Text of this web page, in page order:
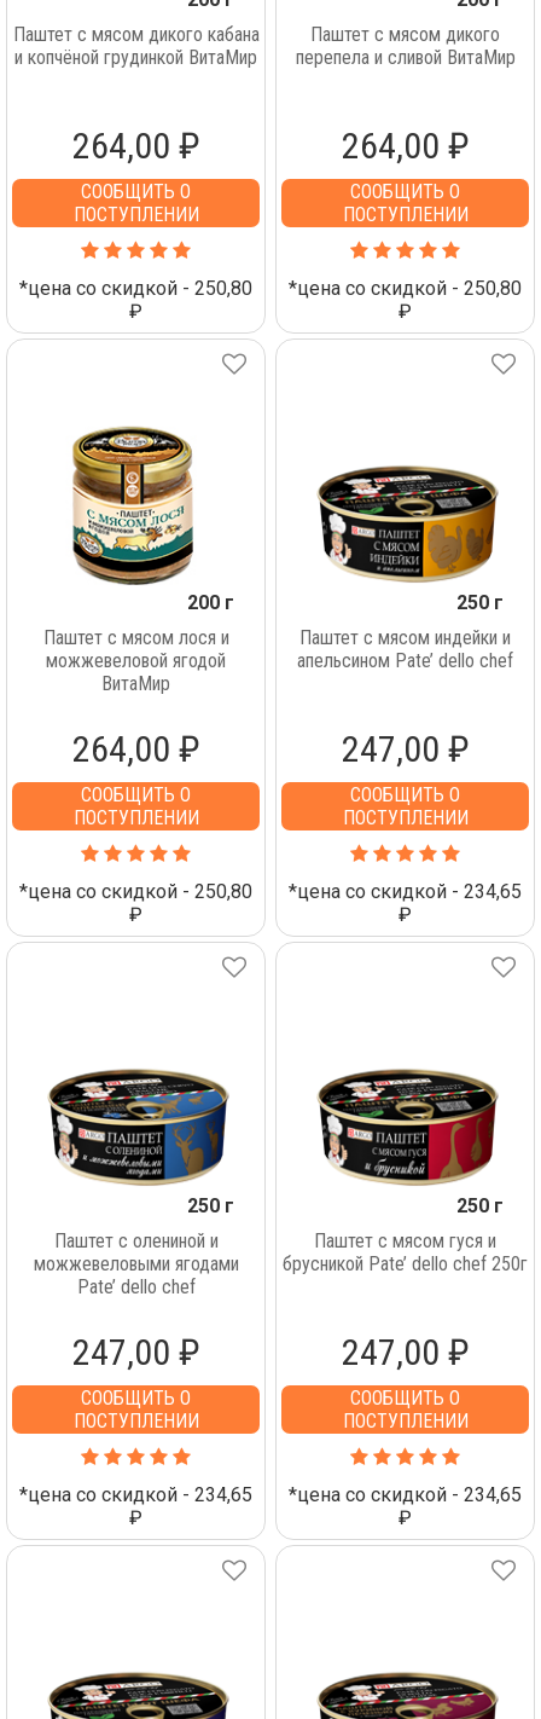
Паштет с мясом дикого кабана
и копчёной грудинкой ВитаМир
264,00 ₽
СООБЩИТЬ О
ПОСТУПЛЕНИИ
*цена со скидкой - 250,80
₽
Паштет с мясом дикого
перепела и сливой ВитаМир
264,00 ₽
СООБЩИТЬ О
ПОСТУПЛЕНИИ
*цена со скидкой - 250,80
₽
200 г
Паштет с мясом лося и
можжевеловой ягодой
ВитаМир
264,00 ₽
СООБЩИТЬ О
ПОСТУПЛЕНИИ
*цена со скидкой - 250,80
₽
250 г
Паштет с мясом индейки и
апельсином Pate’ dello chef
247,00 ₽
СООБЩИТЬ О
ПОСТУПЛЕНИИ
*цена со скидкой - 234,65
₽
250 г
Паштет с олениной и
можжевеловыми ягодами
Pate’ dello chef
247,00 ₽
СООБЩИТЬ О
ПОСТУПЛЕНИИ
*цена со скидкой - 234,65
₽
250 г
Паштет с мясом гуся и
брусникой Pate’ dello chef 250г
247,00 ₽
СООБЩИТЬ О
ПОСТУПЛЕНИИ
*цена со скидкой - 234,65
₽